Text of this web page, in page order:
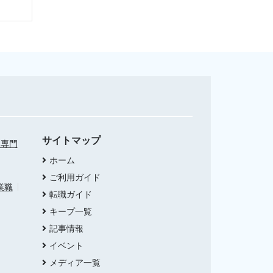
門
職
サイトマップ
ホーム
ご利用ガイド
転職ガイド
キープ一覧
記事情報
イベント
メディア一覧